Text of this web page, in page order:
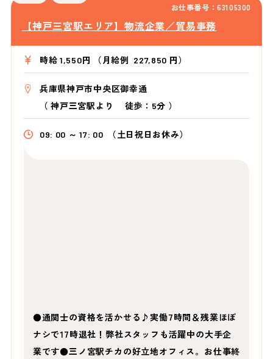
お仕事番号：63105300
【神戸三宮駅エリア】物流企業／貿易事務
時給 1,550円 （月給例 227,850 円）
兵庫県神戸市中央区御幸通
（神戸三宮駅より 徒歩：5分 ）
09: 00 ～ 17: 00 （土日祝日お休み）
●通関士の資格を活かせる♪実働7時間＆残業ほぼ
ナシで17時退社！弊社スタッフも活躍中の大手企
業です●三ノ宮駅チカの好立地オフィス。お仕事終